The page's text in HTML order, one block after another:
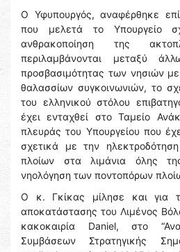
Ο Υφυπουργός, αναφέρθηκε
που μελετά το Υπουργείο
ανθρακοποίηση της
περιλαμβάνονται μεταξύ
προσβασιμότητας των νησιών
θαλασσίων συγκοινωνιών, το
του ελληνικού στόλου
έχει ενταχθεί στο Ταμείο
πλευράς του Υπουργείου που
σχετικά με την
πλοίων στα λιμάνια όλης
νηολόγηση των ποντοπόρων
Ο κ. Γκίκας μίλησε και για
αποκατάστασης του Λιμένος
κακοκαιρία Daniel, στο
Συμβάσεων Στρατηγικής